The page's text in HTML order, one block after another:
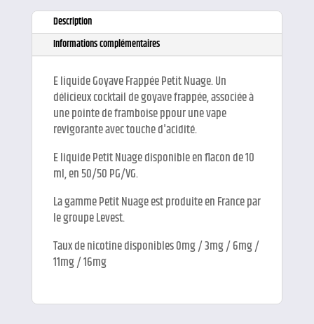
Description
Informations complémentaires
E liquide Goyave Frappée Petit Nuage. Un
délicieux cocktail de goyave frappée, associée à
une pointe de framboise ppour une vape
revigorante avec touche d'acidité.
E liquide Petit Nuage disponible en flacon de 10
ml, en 50/50 PG/VG.
La gamme Petit Nuage est produite en France par
le groupe Levest.
Taux de nicotine disponibles 0mg / 3mg / 6mg /
11mg / 16mg